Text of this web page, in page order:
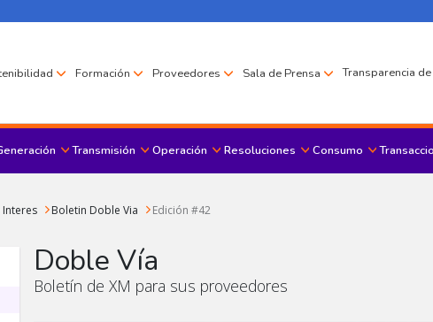
Formación Proveedores Sala de Prensa Transparencia
Menu
Transmisión Operación Resoluciones Consumo
a la navegación
Boletin Doble Via Edición #42
Doble Vía
Boletín de XM para sus proveedores